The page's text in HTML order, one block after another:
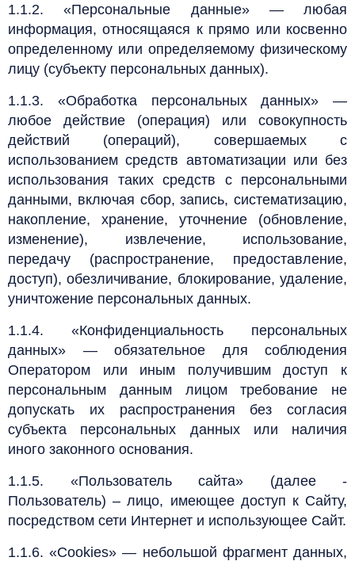
1.1.2. «Персональные данные» — любая
информация, относящаяся к прямо или косвенно
определенному или определяемому физическому
лицу (субъекту персональных данных).
1.1.3. «Обработка персональных данных» —
любое действие (операция) или совокупность
действий (операций), совершаемых с
использованием средств автоматизации или без
использования таких средств с персональными
данными, включая сбор, запись, систематизацию,
накопление, хранение, уточнение (обновление,
изменение), извлечение, использование,
передачу (распространение, предоставление,
доступ), обезличивание, блокирование, удаление,
уничтожение персональных данных.
1.1.4. «Конфиденциальность персональных
данных» — обязательное для соблюдения
Оператором или иным получившим доступ к
персональным данным лицом требование не
допускать их распространения без согласия
субъекта персональных данных или наличия
иного законного основания.
1.1.5. «Пользователь сайта» (далее -
Пользователь) – лицо, имеющее доступ к Сайту,
посредством сети Интернет и использующее Сайт.
1.1.6. «Cookies» — небольшой фрагмент данных,